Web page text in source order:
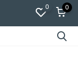
0 0